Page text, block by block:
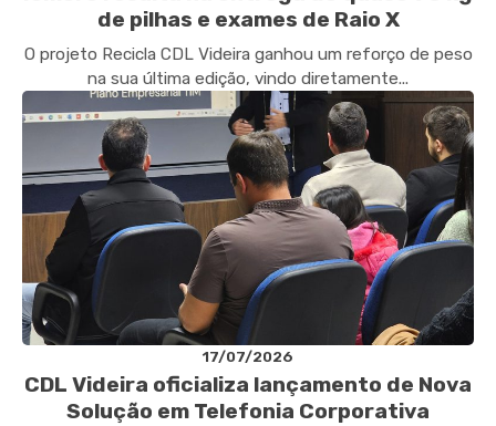
de pilhas e exames de Raio X
O projeto Recicla CDL Videira ganhou um reforço de peso
na sua última edição, vindo diretamente...
17/07/2026
CDL Videira oficializa lançamento de Nova
Solução em Telefonia Corporativa